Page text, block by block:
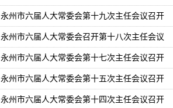
永州市六届人大常委会第十九次主任会议召开
永州市六届人大常委会召开第十八次主任会议
永州市六届人大常委会第十七次主任会议召开
永州市六届人大常委会第十五次主任会议召开
永州市六届人大常委会第十四次主任会议召开